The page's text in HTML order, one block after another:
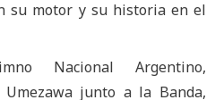
su motor y su historia en el
Nacional Argentino,
junto a la Banda,